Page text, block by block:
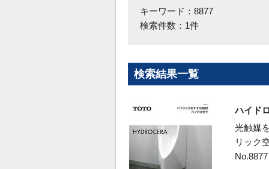
キーワード：8877
検索件数：1件
検索結果一覧
ハイド
光触媒
リック